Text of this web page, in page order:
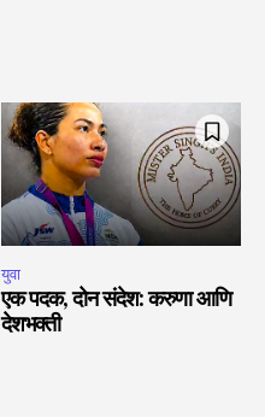
युवा
एक पदक, दोन संदेश: करुणा आणि
देशभक्ती